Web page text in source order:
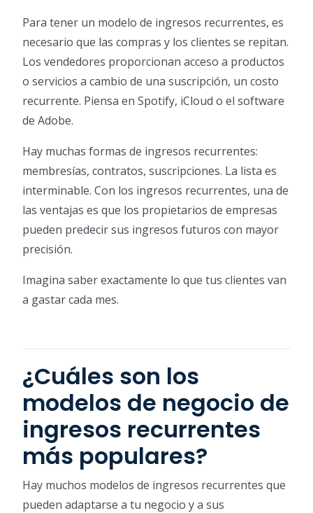
Para tener un modelo de ingresos recurrentes, es
necesario que las compras y los clientes se repitan.
Los vendedores proporcionan acceso a productos
o servicios a cambio de una suscripción, un costo
recurrente. Piensa en Spotify, iCloud o el software
de Adobe.
Hay muchas formas de ingresos recurrentes:
membresías, contratos, suscripciones. La lista es
interminable. Con los ingresos recurrentes, una de
las ventajas es que los propietarios de empresas
pueden predecir sus ingresos futuros con mayor
precisión.
Imagina saber exactamente lo que tus clientes van
a gastar cada mes.
¿Cuáles son los
modelos de negocio de
ingresos recurrentes
más populares?
Hay muchos modelos de ingresos recurrentes que
pueden adaptarse a tu negocio y a sus